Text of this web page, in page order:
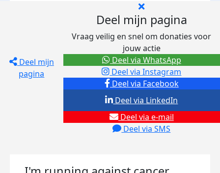
Deel mijn
pagina
Deel mijn pagina
Vraag veilig en snel om donaties voor
jouw actie
Deel via Facebook
Deel via Instagram
Deel via e-mail
Deel via SMS
Deel via LinkedIn
Deel via WhatsApp